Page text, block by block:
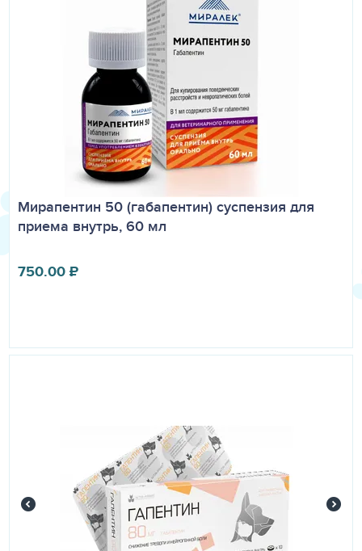
хранения - 2 года от даты производства. Не
использовать по истечении срока годности. Дата
производства указана на упаковке. Применять препарат
только по назначению. Не использовать пустые флаконы
для бытовых целей.
Хранить в недоступном для детей месте!
Отпускается без рецепта ветеринарного врача.
Мирапентин 50 (габапентин) суспензия для
приема внутрь, 60 мл
750.00₽